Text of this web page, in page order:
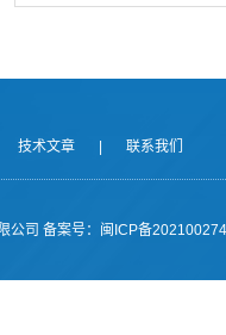
技术文章 联系我们
公司 备案号：闽ICP备